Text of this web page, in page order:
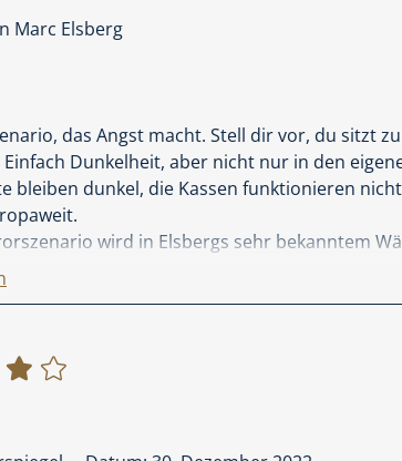
Marc Elsberg
das Angst macht. Stell dir vor, du sitzt
Einfach Dunkelheit, aber nicht nur in den
bleiben dunkel, die Kassen funktionieren
wird in Elsbergs sehr bekanntem
Informatiker Piero Manzano versucht die
einen Hackerangriff. Manzano wird
mit der Zeit, denn ohne Strom heißt
Wissenschaftsthriller ist überaus interessant,